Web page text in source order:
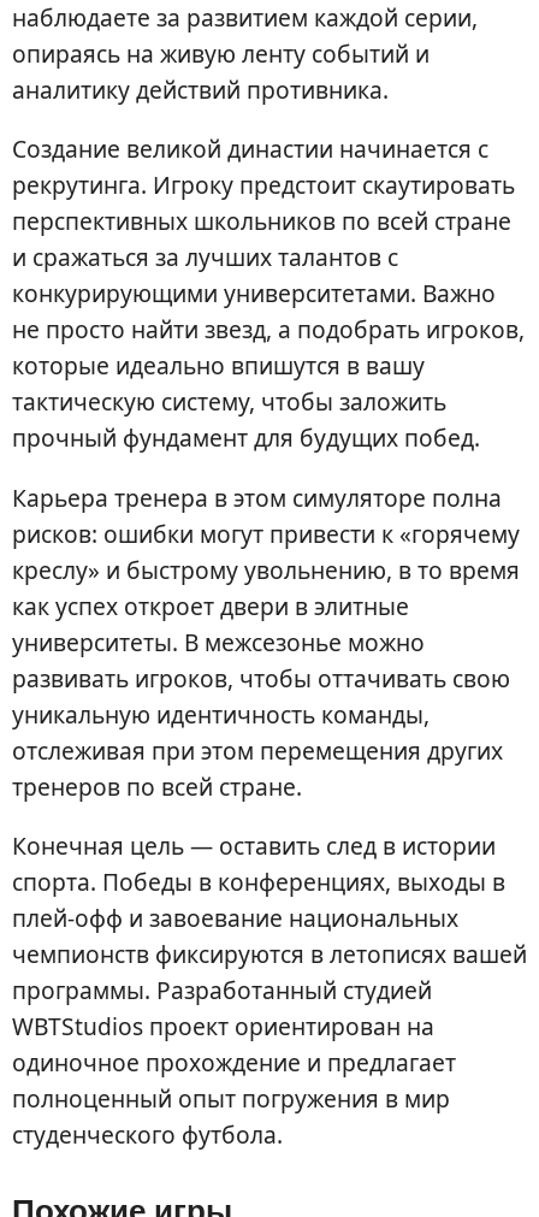
наблюдаете за развитием каждой серии,
опираясь на живую ленту событий и
аналитику действий противника.
Создание великой династии начинается с
рекрутинга. Игроку предстоит скаутировать
перспективных школьников по всей стране
и сражаться за лучших талантов с
конкурирующими университетами. Важно
не просто найти звезд, а подобрать игроков,
которые идеально впишутся в вашу
тактическую систему, чтобы заложить
прочный фундамент для будущих побед.
Карьера тренера в этом симуляторе полна
рисков: ошибки могут привести к «горячему
креслу» и быстрому увольнению, в то время
как успех откроет двери в элитные
университеты. В межсезонье можно
развивать игроков, чтобы оттачивать свою
уникальную идентичность команды,
отслеживая при этом перемещения других
тренеров по всей стране.
Конечная цель — оставить след в истории
спорта. Победы в конференциях, выходы в
плей-офф и завоевание национальных
чемпионств фиксируются в летописях вашей
программы. Разработанный студией
WBTStudios проект ориентирован на
одиночное прохождение и предлагает
полноценный опыт погружения в мир
студенческого футбола.